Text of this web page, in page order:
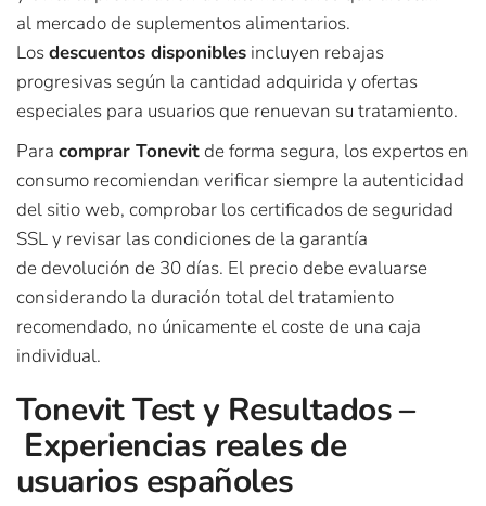
al mercado de suplementos alimentarios.
Losdescuentos disponibles incluyen rebajas
progresivas según la cantidad adquirida y ofertas
especiales para usuarios que renuevan su tratamiento.
Para comprar Tonevitde forma segura, los expertos en
consumo recomiendan verificar siempre la autenticidad
del sitio web, comprobar los certificados de seguridad
SSL y revisar las condiciones de la garantía
de devolución de 30 días. El precio debe evaluarse
considerando la duración total del tratamiento
recomendado, no únicamente el coste de una caja
individual.
Tonevit Test y Resultados –
Experiencias reales de
usuarios españoles